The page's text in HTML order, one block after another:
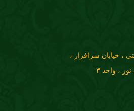
، خیابان سرافراز ،